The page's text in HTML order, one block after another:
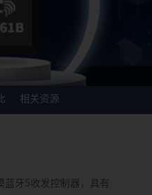
相关资源
蓝牙5收发控制器，具有